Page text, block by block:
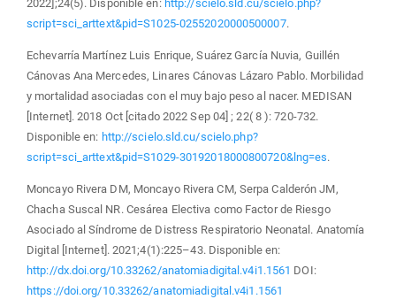
2022];24(5). Disponible en: http://scielo.sld.cu/scielo.php?
script=sci_arttext&pid=S1025-02552020000500007.
Echevarría Martínez Luis Enrique, Suárez García Nuvia, Guillén
Cánovas Ana Mercedes, Linares Cánovas Lázaro Pablo. Morbilidad
y mortalidad asociadas con el muy bajo peso al nacer. MEDISAN
[Internet]. 2018 Oct [citado 2022 Sep 04] ; 22( 8 ): 720-732.
Disponible en: http://scielo.sld.cu/scielo.php?
script=sci_arttext&pid=S1029-30192018000800720&lng=es.
Moncayo Rivera DM, Moncayo Rivera CM, Serpa Calderón JM,
Chacha Suscal NR. Cesárea Electiva como Factor de Riesgo
Asociado al Síndrome de Distress Respiratorio Neonatal. Anatomía
Digital [Internet]. 2021;4(1):225–43. Disponible en:
http://dx.doi.org/10.33262/anatomiadigital.v4i1.1561 DOI:
https://doi.org/10.33262/anatomiadigital.v4i1.1561